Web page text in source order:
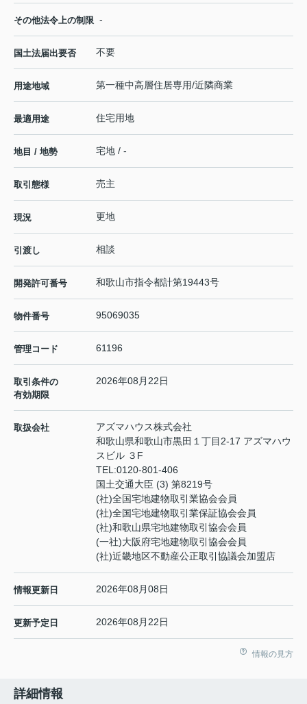
その他法令上の制限 -
国土法届出要否 不要
用途地域 第一種中高層住居専用/近隣商業
最適用途 住宅用地
地目 / 地勢 宅地 / -
取引態様 売主
現況 更地
引渡し 相談
開発許可番号 和歌山市指令都計第19443号
物件番号 95069035
管理コード 61196
取引条件の
有効期限
2026年08月22日
取扱会社
アズマハウス株式会社
和歌山県和歌山市黒田１丁目2-17 アズマハウ
スビル ３F
TEL:0120-801-406
国土交通大臣 (3) 第8219号
(社)全国宅地建物取引業協会会員
(社)全国宅地建物取引業保証協会会員
(社)和歌山県宅地建物取引協会会員
(一社)大阪府宅地建物取引協会会員
(社)近畿地区不動産公正取引協議会加盟店
情報更新日 2026年08月08日
更新予定日 2026年08月22日
情報の見方
詳細情報